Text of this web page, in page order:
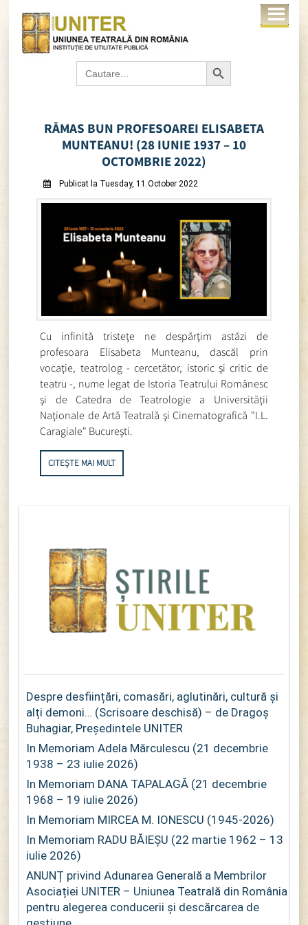
Search
for:
Search Button
RĂMAS BUN PROFESOAREI ELISABETA
MUNTEANU! (28 IUNIE 1937 – 10
OCTOMBRIE 2022)
Publicat la Tuesday, 11 October 2022
Cu infinită tristeţe ne despărţim astăzi de
profesoara Elisabeta Munteanu, dascăl prin
vocaţie, teatrolog - cercetător, istoric şi critic de
teatru -, nume legat de Istoria Teatrului Românesc
şi de Catedra de Teatrologie a Universităţii
Naţionale de Artă Teatrală şi Cinematografică "I.L.
Caragiale" Bucureşti.
CITEȘTE MAI MULT
Despre desființări, comasări, aglutinări, cultură și
alți demoni… (Scrisoare deschisă) – de Dragoș
Buhagiar, Președintele UNITER
In Memoriam Adela Mărculescu (21 decembrie
1938 – 23 iulie 2026)
In Memoriam DANA TAPALAGĂ (21 decembrie
1968 – 19 iulie 2026)
In Memoriam MIRCEA M. IONESCU (1945-2026)
In Memoriam RADU BĂIEȘU (22 martie 1962 – 13
iulie 2026)
ANUNȚ privind Adunarea Generală a Membrilor
Asociației UNITER – Uniunea Teatrală din România
pentru alegerea conducerii și descărcarea de